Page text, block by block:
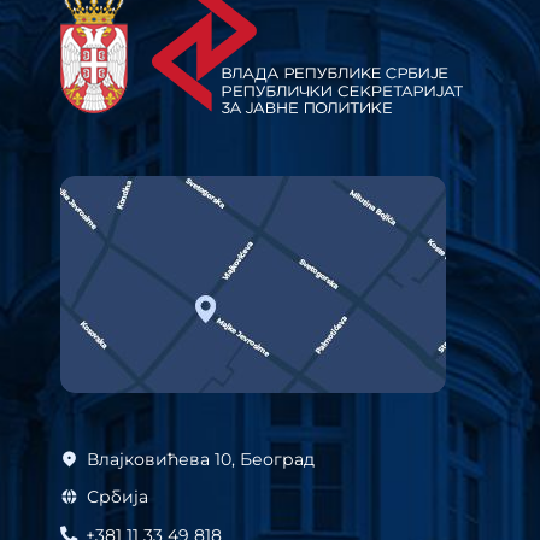
Влајковићева 10, Београд
Србија
+381 11 33 49 818